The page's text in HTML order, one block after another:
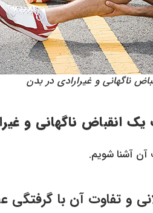
ناگهانی و غیرارادی در بدن
انقباض ناگهانی و
آن آشنا شویم.